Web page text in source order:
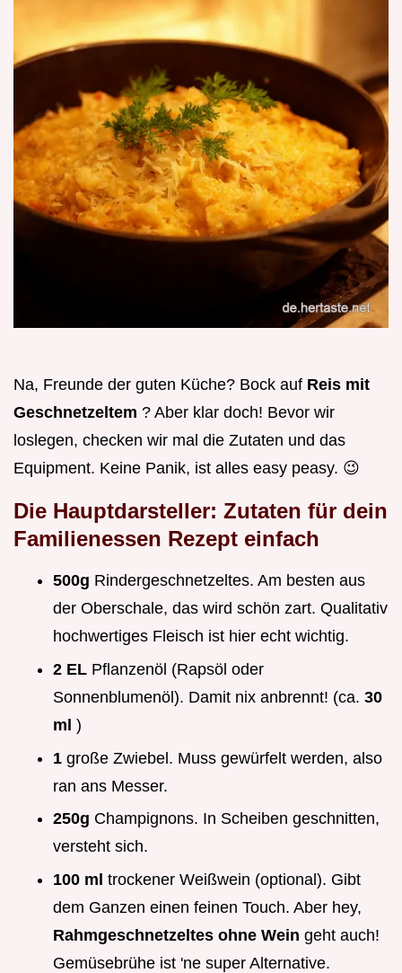
Na, Freunde der guten Küche? Bock auf Reis mit
Geschnetzeltem ? Aber klar doch! Bevor wir
loslegen, checken wir mal die Zutaten und das
Equipment. Keine Panik, ist alles easy peasy. 😉
Die Hauptdarsteller: Zutaten für dein
Familienessen Rezept einfach
500g Rindergeschnetzeltes. Am besten aus
der Oberschale, das wird schön zart. Qualitativ
hochwertiges Fleisch ist hier echt wichtig.
2 EL Pflanzenöl (Rapsöl oder
Sonnenblumenöl). Damit nix anbrennt! (ca. 30
ml )
1 große Zwiebel. Muss gewürfelt werden, also
ran ans Messer.
250g Champignons. In Scheiben geschnitten,
versteht sich.
100 ml trockener Weißwein (optional). Gibt
dem Ganzen einen feinen Touch. Aber hey,
Rahmgeschnetzeltes ohne Wein geht auch!
Gemüsebrühe ist 'ne super Alternative.